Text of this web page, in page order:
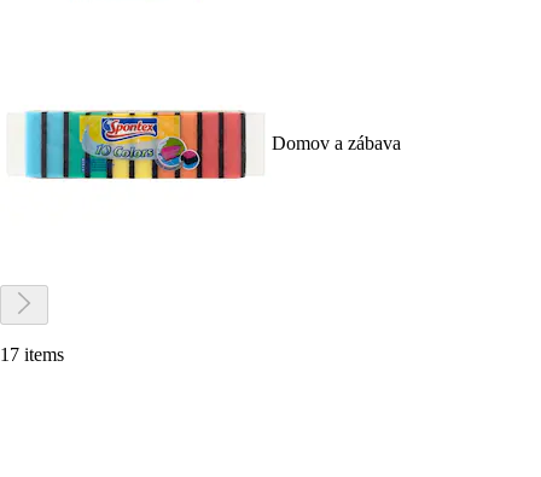
Domov a zábava
17 items